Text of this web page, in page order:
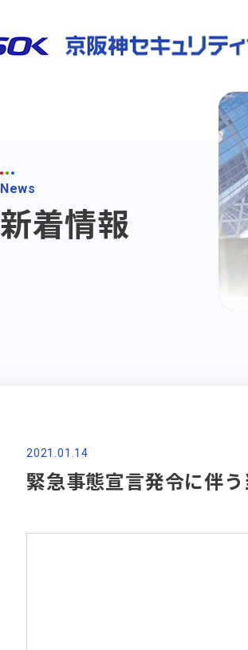
News
新着情報
2021.01.14
緊急事態宣言発令に伴